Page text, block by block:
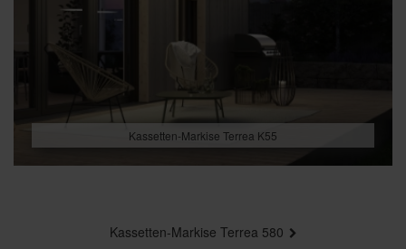
Kassetten-Markise Terrea K55
Kassetten-Markise Terrea 580